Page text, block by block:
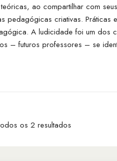
ao compartilhar com
criativas. Práticas
A ludicidade foi um dos
– futuros professores – se
os 2 resultados